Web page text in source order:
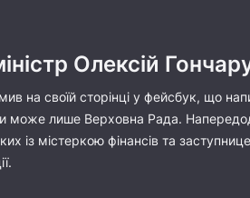
Олексій
на своїй сторінці у фейсбук, що
може лише Верховна Рада.
із містеркою фінансів та